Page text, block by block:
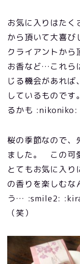
お気に入りはたく
から頂いて大喜び
クライアントから
お香など…これら
じる機会があれば
しているもので
るかも :nikoniko:
桜の季節なので、
ました。 この可
とてもお気に入
の香りを楽しむな
う… :smile2:
（笑）